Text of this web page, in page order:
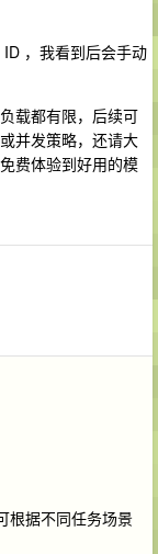
，我看到后会手动
载都有限，后续可
并发策略，还请大
费体验到好用的模
根据不同任务场景